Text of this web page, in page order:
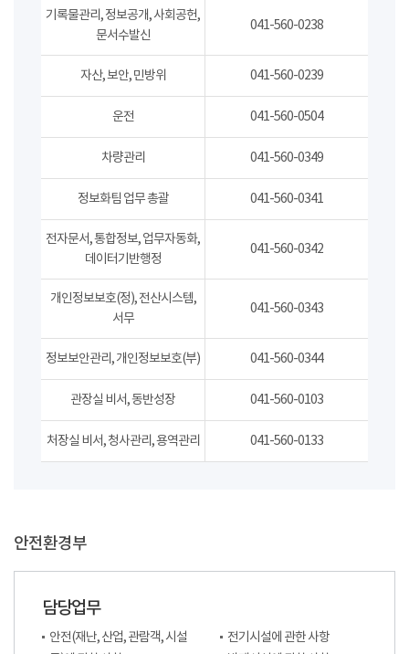
기록물관리, 정보공개, 사회공헌,
문서수발신
041-560-0238
자산, 보안, 민방위 041-560-0239
운전 041-560-0504
차량관리 041-560-0349
정보화팀 업무 총괄 041-560-0341
전자문서, 통합정보, 업무자동화,
데이터기반행정
041-560-0342
개인정보보호(정), 전산시스템,
서무
041-560-0343
정보보안관리, 개인정보보호(부) 041-560-0344
관장실 비서, 동반성장 041-560-0103
처장실 비서, 청사관리, 용역관리 041-560-0133
안전환경부
담당업무
안전(재난, 산업, 관람객, 시설
전기시설에 관한 사항